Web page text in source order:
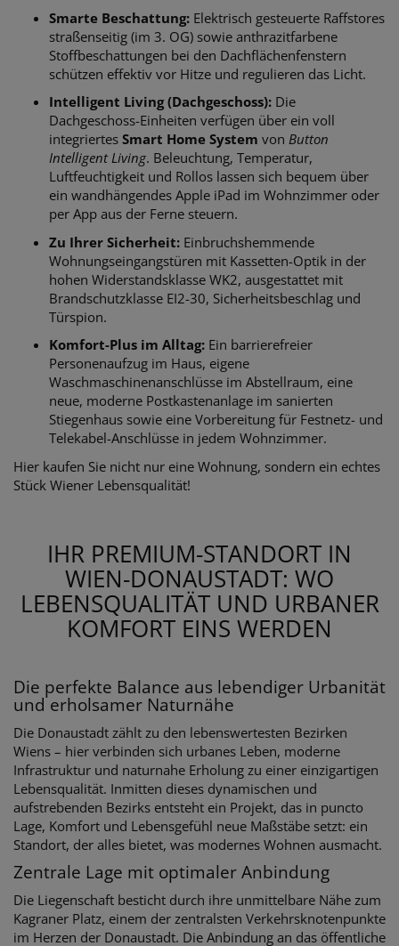
Smarte Beschattung: Elektrisch gesteuerte Raffstores
straßenseitig (im 3. OG) sowie anthrazitfarbene
Stoffbeschattungen bei den Dachflächenfenstern
schützen effektiv vor Hitze und regulieren das Licht.
Intelligent Living (Dachgeschoss): Die
Dachgeschoss-Einheiten verfügen über ein voll
integriertes Smart Home System von Button
Intelligent Living. Beleuchtung, Temperatur,
Luftfeuchtigkeit und Rollos lassen sich bequem über
ein wandhängendes Apple iPad im Wohnzimmer oder
per App aus der Ferne steuern.
Zu Ihrer Sicherheit: Einbruchshemmende
Wohnungseingangstüren mit Kassetten-Optik in der
hohen Widerstandsklasse WK2, ausgestattet mit
Brandschutzklasse EI2-30, Sicherheitsbeschlag und
Türspion.
Komfort-Plus im Alltag: Ein barrierefreier
Personenaufzug im Haus, eigene
Waschmaschinenanschlüsse im Abstellraum, eine
neue, moderne Postkastenanlage im sanierten
Stiegenhaus sowie eine Vorbereitung für Festnetz- und
Telekabel-Anschlüsse in jedem Wohnzimmer.
Hier kaufen Sie nicht nur eine Wohnung, sondern ein echtes
Stück Wiener Lebensqualität!
IHR PREMIUM-STANDORT IN
WIEN-DONAUSTADT: WO
LEBENSQUALITÄT UND URBANER
KOMFORT EINS WERDEN
Die perfekte Balance aus lebendiger Urbanität
und erholsamer Naturnähe
Die Donaustadt zählt zu den lebenswertesten Bezirken
Wiens – hier verbinden sich urbanes Leben, moderne
Infrastruktur und naturnahe Erholung zu einer einzigartigen
Lebensqualität. Inmitten dieses dynamischen und
aufstrebenden Bezirks entsteht ein Projekt, das in puncto
Lage, Komfort und Lebensgefühl neue Maßstäbe setzt: ein
Standort, der alles bietet, was modernes Wohnen ausmacht.
Zentrale Lage mit optimaler Anbindung
Die Liegenschaft besticht durch ihre unmittelbare Nähe zum
Kagraner Platz, einem der zentralsten Verkehrsknotenpunkte
im Herzen der Donaustadt. Die Anbindung an das öffentliche